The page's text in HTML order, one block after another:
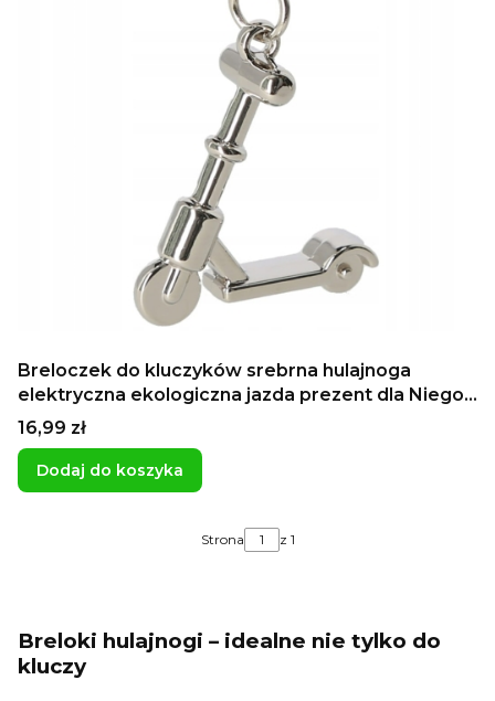
Breloczek do kluczyków srebrna hulajnoga
elektryczna ekologiczna jazda prezent dla Niego
dla Niej
Cena
16,99 zł
Dodaj do koszyka
Strona z 1
Breloki hulajnogi – idealne nie tylko do
kluczy